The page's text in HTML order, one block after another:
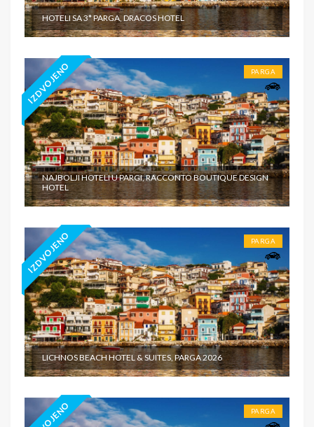
HOTELI SA 3* PARGA, DRACOS HOTEL
IZDVOJENO PARGA
NAJBOLJI HOTELI U PARGI, RACCONTO BOUTIQUE DESIGN
HOTEL
IZDVOJENO PARGA
LICHNOS BEACH HOTEL & SUITES, PARGA 2026
PARGA